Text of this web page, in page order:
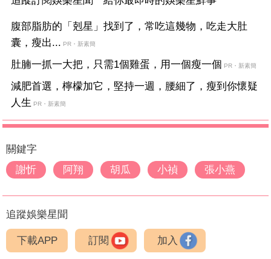
腹部脂肪的「剋星」找到了，常吃這幾物，吃走大肚
囊，瘦出... PR・新素簡
肚腩一抓一大把，只需1個雞蛋，用一個瘦一個 PR・新素簡
減肥首選，檸檬加它，堅持一週，腰細了，瘦到你懷疑
人生 PR・新素簡
關鍵字
謝忻
阿翔 胡瓜 小禎 張小燕
追蹤娛樂星聞
下載APP 訂閱 加入